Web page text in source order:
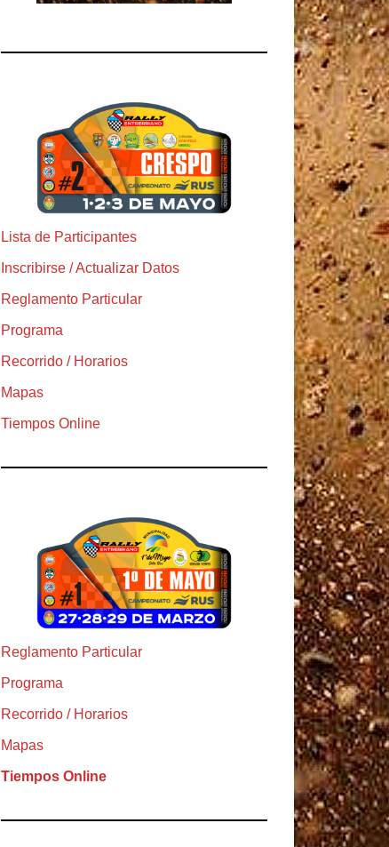
Lista de Participantes
Inscribirse / Actualizar Datos
Reglamento Particular
Programa
Recorrido / Horarios
Mapas
Tiempos Online
Reglamento Particular
Programa
Recorrido / Horarios
Mapas
Tiempos Online